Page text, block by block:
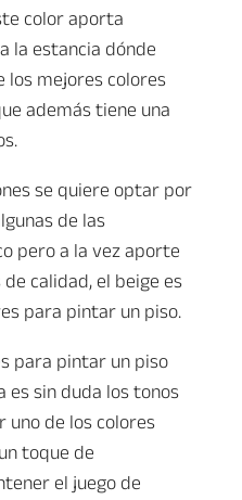
color aporta
la estancia dónde
los mejores colores
además tiene una
se quiere optar por
de las
pero a la vez aporte
calidad, el beige es
para pintar un piso.
para pintar un piso
es sin duda los tonos
uno de los colores
toque de
el juego de